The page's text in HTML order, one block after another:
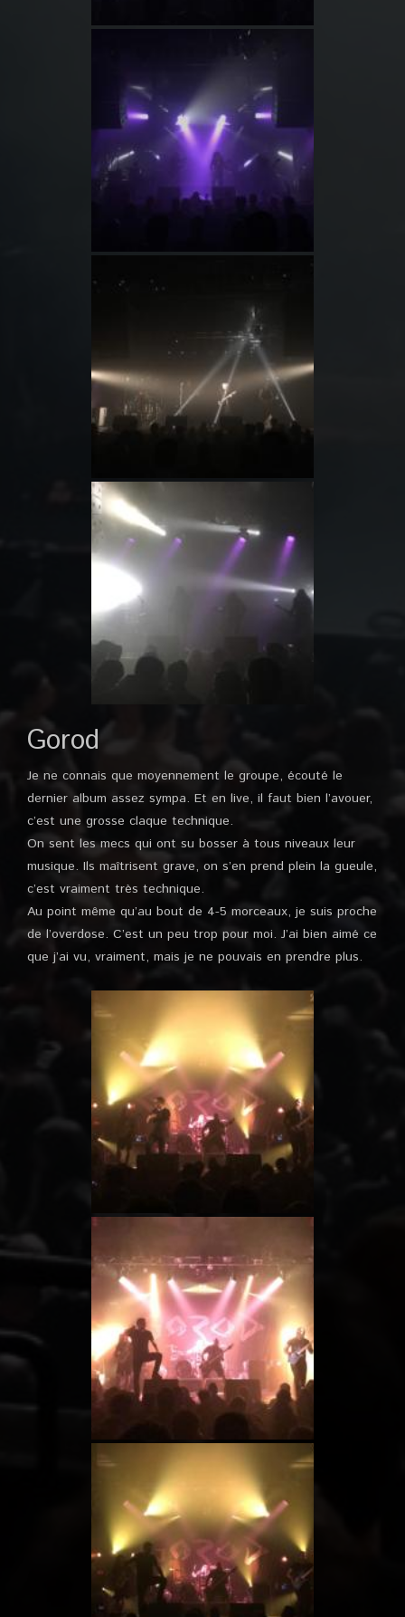
Gorod
Je ne connais que moyennement le groupe, écouté le
dernier album assez sympa. Et en live, il faut bien l’avouer,
c’est une grosse claque technique.
On sent les mecs qui ont su bosser à tous niveaux leur
musique. Ils maîtrisent grave, on s’en prend plein la gueule,
c’est vraiment très technique.
Au point même qu’au bout de 4-5 morceaux, je suis proche
de l’overdose. C’est un peu trop pour moi. J’ai bien aimé ce
que j’ai vu, vraiment, mais je ne pouvais en prendre plus.